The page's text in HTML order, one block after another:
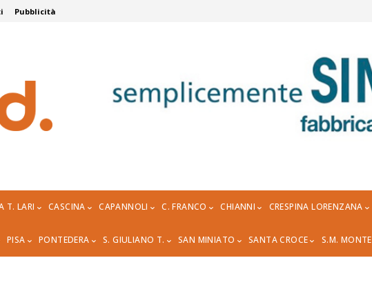
Pubblicità
T. LARI CASCINA CAPANNOLI C. FRANCO CHIANNI CRESPINA LORENZANA
PISA PONTEDERA S. GIULIANO T. SAN MINIATO SANTA CROCE S.M. MONTE